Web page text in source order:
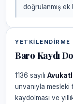
doğrulanmış ek
YETKILENDIRME
Baro Kaydı
1136 sayılı
unvanıyla
kaydolması ve